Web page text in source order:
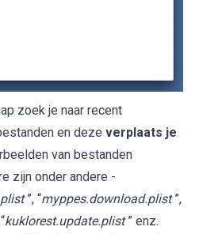
zoek je naar recent
en deze verplaats je
van bestanden
zijn onder andere -
”, “myppes.download.plist ”,
kuklorest.update.plist ” enz.